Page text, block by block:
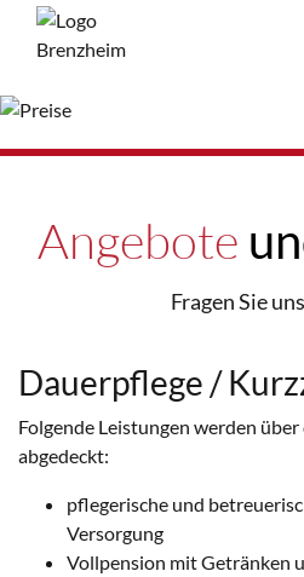
Angebote
Fragen Sie
Dauerpflege /
Folgende Leistungen werden
abgedeckt:
pflegerische und
Versorgung
Vollpension mit Getränken